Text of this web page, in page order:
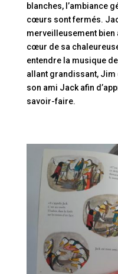
blanches, l’ambiance
cœurs sont fermés.
merveilleusement bien
cœur de sa
entendre la musique
allant grandissant, Jim
son ami Jack afin
savoir-faire.